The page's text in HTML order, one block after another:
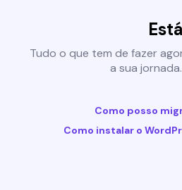
Tudo o que tem de fazer
a sua
Como posso
Como instalar o